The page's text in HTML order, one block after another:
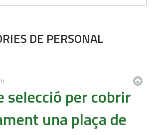
DE PERSONAL
selecció per cobrir
una plaça de